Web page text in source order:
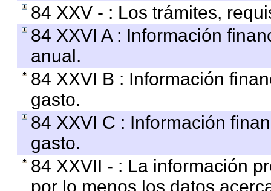
84 XXV - : Los trámites,
84 XXVI A : Información
anual.
84 XXVI B : Información
gasto.
84 XXVI C : Información
gasto.
84 XXVII - : La información
por lo menos los datos